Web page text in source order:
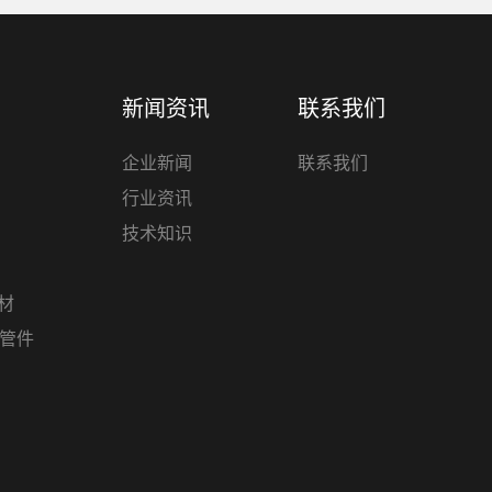
件
新闻资讯
企业新闻
行业资讯
技术知识
联系我们
联系我们